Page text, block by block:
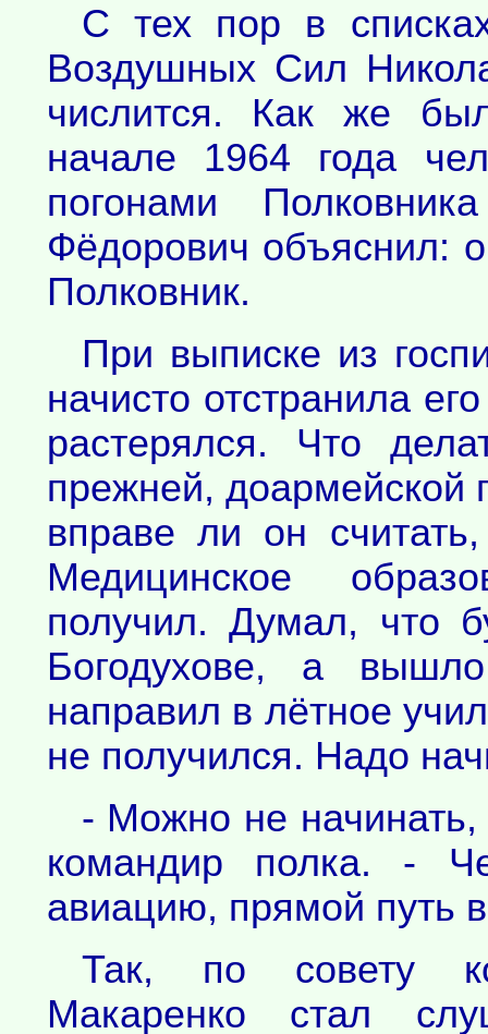
С тех пор в
Воздушных Сил
числится. Как же
начале 1964 года
погонами
Фёдорович объяснил:
Полковник.
При выписке из
начисто отстранила
растерялся. Что
прежней,
вправе ли он
Медицинское
получил. Думал, что
Богодухове, а
направил в лётное
не получился. Надо
- Можно не начинать,
командир полка. -
авиацию, прямой путь
Так, по совету
Макаренко стал